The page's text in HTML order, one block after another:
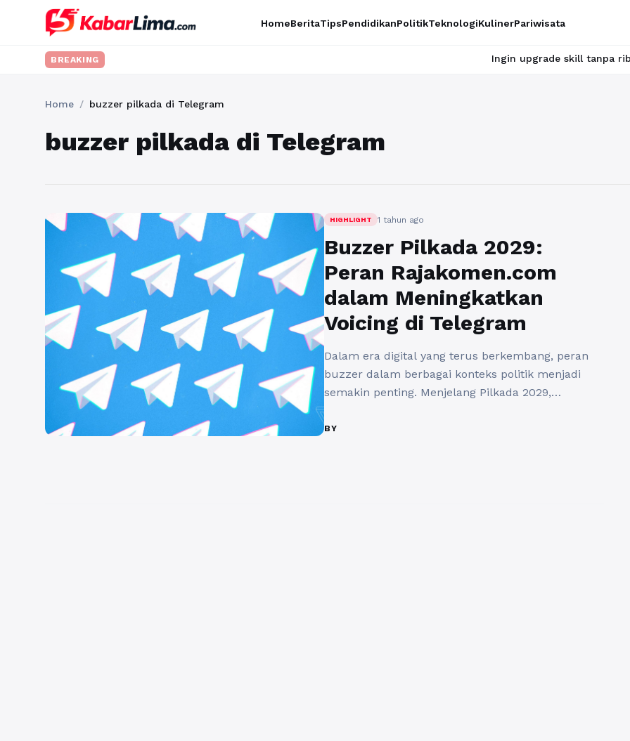
HomeBeritaTipsPendidikanPolitikTeknologiKulinerPariwisata
BREAKING Ingin upgrade skill tanpa ribet?
Home / buzzer pilkada di Telegram
buzzer pilkada di Telegram
HIGHLIGHT 1 tahun ago
Buzzer Pilkada 2029:
Peran Rajakomen.com
dalam Meningkatkan
Voicing di Telegram
Dalam era digital yang terus berkembang, peran
buzzer dalam berbagai konteks politik menjadi
semakin penting. Menjelang Pilkada 2029,
menjadi sorotan utama. Platform ini tidak hanya
BY